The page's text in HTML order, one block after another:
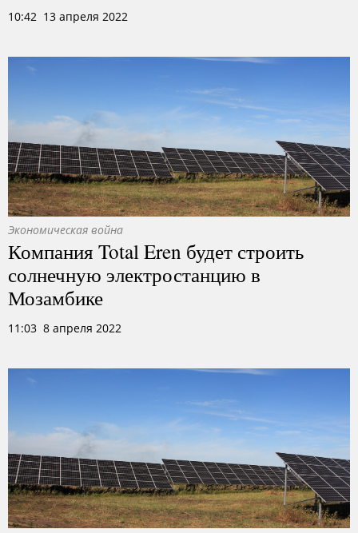
10:42 13 апреля 2022
Экономическая война
Компания Total Eren будет строить
солнечную электростанцию в
Мозамбике
11:03 8 апреля 2022